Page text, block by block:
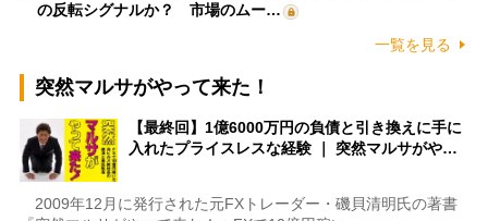
の反転シグナルか？ 市場のムー…
一覧を見る
突然マルサがやって来た！
【最終回】1億6000万円の負債と引き換えに手に
入れたプライスレスな経験 ｜ 突然マルサがや…
2009年12月に発行された元FXトレーダー・磯貝清明氏の著書